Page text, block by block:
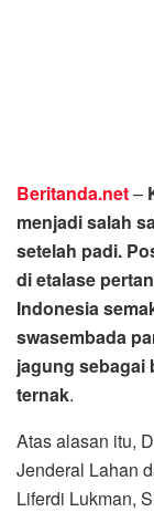
Beritanda.net–
menjadi salah
setelah padi.
di etalase
Indonesia
swasembada
jagung sebagai
ternak.
Atas alasan itu,
Jenderal Lahan
Liferdi Lukman,